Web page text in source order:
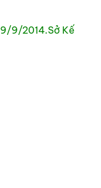
9/2014.Sở Kế